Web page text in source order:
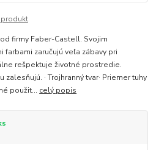
firmy Faber-Castell. Svojim
farbami zaručujú veľa zábavy pri
rešpektuje životné prostredie.
· Trojhranný tvar· Priemer tuhy
použit... celý popis